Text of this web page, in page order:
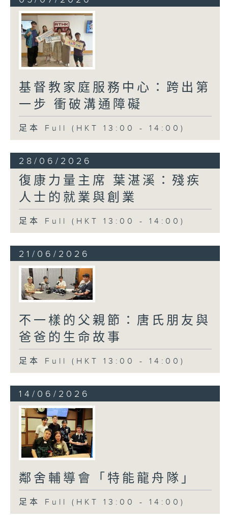
基督教家庭服務中心：跨出第
一步 衝破溝通障礙
足本 Full (HKT 13:00 - 14:00)
28/06/2026
復康力量主席 葉湛溪：殘疾
人士的就業與創業
足本 Full (HKT 13:00 - 14:00)
21/06/2026
不一樣的父親節：唐氏朋友與
爸爸的生命故事
足本 Full (HKT 13:00 - 14:00)
14/06/2026
鄰舍輔導會「特能龍舟隊」
足本 Full (HKT 13:00 - 14:00)